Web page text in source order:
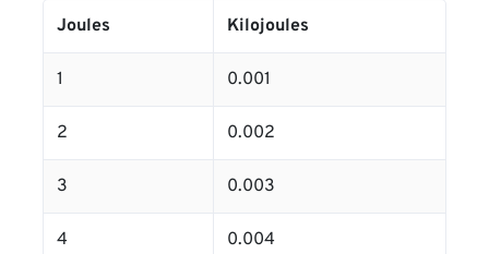
Joules Kilojoules
1 0.001
2 0.002
3 0.003
4 0.004